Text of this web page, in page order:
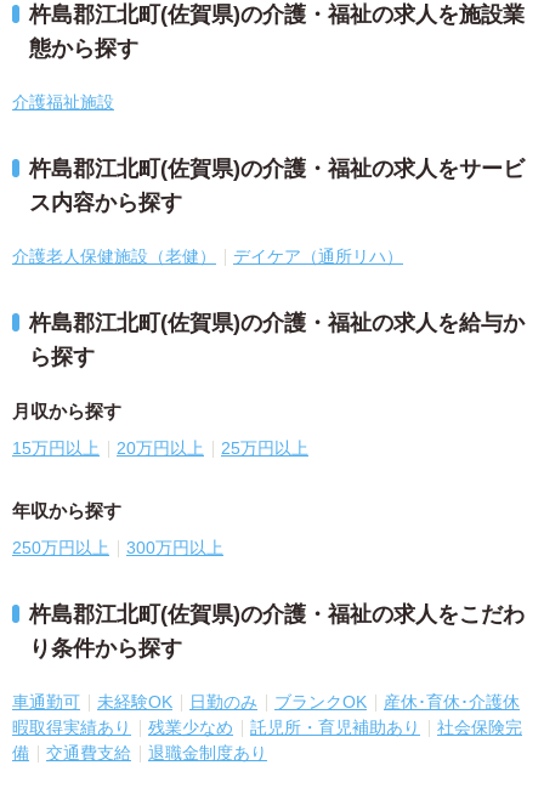
杵島郡江北町(佐賀県)の介護・福祉の求人を施設業
態から探す
介護福祉施設
杵島郡江北町(佐賀県)の介護・福祉の求人をサービ
ス内容から探す
介護老人保健施設（老健） デイケア（通所リハ）
杵島郡江北町(佐賀県)の介護・福祉の求人を給与か
ら探す
月収から探す
15万円以上 20万円以上 25万円以上
年収から探す
250万円以上 300万円以上
杵島郡江北町(佐賀県)の介護・福祉の求人をこだわ
り条件から探す
車通勤可 未経験OK 日勤のみ ブランクOK
産休･育休･介護休
暇取得実績あり
残業少なめ 託児所・育児補助あり
社会保険完
備
交通費支給 退職金制度あり